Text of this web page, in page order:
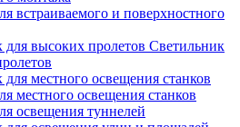
встраиваемого и поверхностного
Светильник
местного освещения станков
освещения туннелей